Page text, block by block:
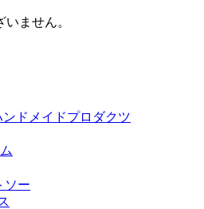
ません。
ンドメイドプロダクツ
ソー